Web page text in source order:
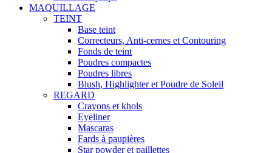
MAQUILLAGE
TEINT
Base teint
Correcteurs, Anti-cernes et Contouring
Fonds de teint
Poudres compactes
Poudres libres
Blush, Highlighter et Poudre de Soleil
REGARD
Crayons et khols
Eyeliner
Mascaras
Fards à paupières
Star powder et paillettes